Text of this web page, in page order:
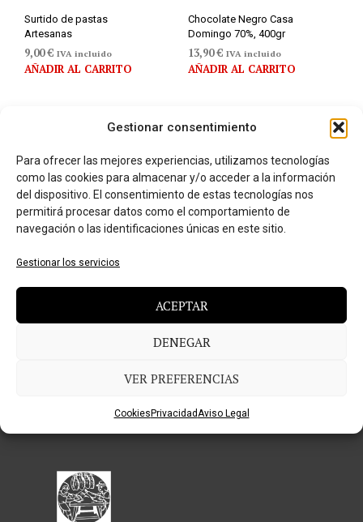
Gestionar consentimiento
Para ofrecer las mejores experiencias, utilizamos tecnologías
como las cookies para almacenar y/o acceder a la información
del dispositivo. El consentimiento de estas tecnologías nos
permitirá procesar datos como el comportamiento de
navegación o las identificaciones únicas en este sitio.
Gestionar los servicios
ACEPTAR
DENEGAR
VER PREFERENCIAS
Cookies PrivacidadAviso Legal
Surtido de pastas
Artesanas
9,00€ IVA incluido
AÑADIR AL CARRITO
Chocolate Negro Casa
Domingo 70%, 400gr
13,90€ IVA incluido
AÑADIR AL CARRITO
5,50